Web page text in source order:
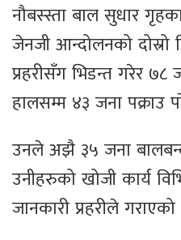
नौबस्स्ता बाल सुधार
जेनजी आन्दोलनको दोस्रो
प्रहरीसँग भिडन्त गरेर ७८
हालसम्म ४३ जना पक्राउ
उनले अझै ३५ जना
उनीहरुको खोजी कार्य
जानकारी प्रहरीले